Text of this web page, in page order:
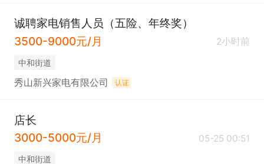
诚聘家电销售人员（五险、年终奖）
3500-9000元/月
2小时前
中和街道
秀山新兴家电有限公司 认证
店长
3000-5000元/月
05-25 00:51
中和街道